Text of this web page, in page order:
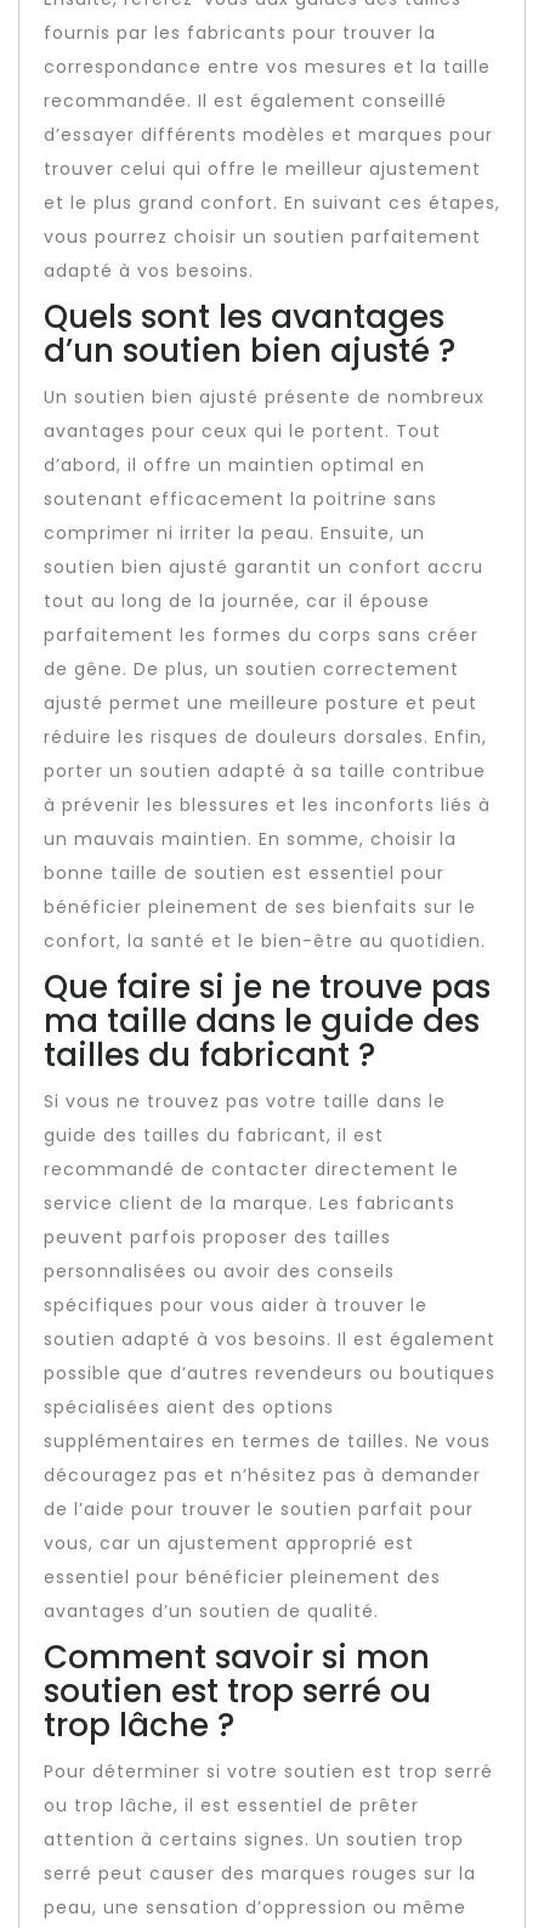
fournis par les fabricants pour trouver la
correspondance entre vos mesures et la taille
recommandée. Il est également conseillé
d’essayer différents modèles et marques pour
trouver celui qui offre le meilleur ajustement
et le plus grand confort. En suivant ces étapes,
vous pourrez choisir un soutien parfaitement
adapté à vos besoins.
Quels sont les avantages
d’un soutien bien ajusté ?
Un soutien bien ajusté présente de nombreux
avantages pour ceux qui le portent. Tout
d’abord, il offre un maintien optimal en
soutenant efficacement la poitrine sans
comprimer ni irriter la peau. Ensuite, un
soutien bien ajusté garantit un confort accru
tout au long de la journée, car il épouse
parfaitement les formes du corps sans créer
de gêne. De plus, un soutien correctement
ajusté permet une meilleure posture et peut
réduire les risques de douleurs dorsales. Enfin,
porter un soutien adapté à sa taille contribue
à prévenir les blessures et les inconforts liés à
un mauvais maintien. En somme, choisir la
bonne taille de soutien est essentiel pour
bénéficier pleinement de ses bienfaits sur le
confort, la santé et le bien-être au quotidien.
Que faire si je ne trouve pas
ma taille dans le guide des
tailles du fabricant ?
Si vous ne trouvez pas votre taille dans le
guide des tailles du fabricant, il est
recommandé de contacter directement le
service client de la marque. Les fabricants
peuvent parfois proposer des tailles
personnalisées ou avoir des conseils
spécifiques pour vous aider à trouver le
soutien adapté à vos besoins. Il est également
possible que d’autres revendeurs ou boutiques
spécialisées aient des options
supplémentaires en termes de tailles. Ne vous
découragez pas et n’hésitez pas à demander
de l’aide pour trouver le soutien parfait pour
vous, car un ajustement approprié est
essentiel pour bénéficier pleinement des
avantages d’un soutien de qualité.
Comment savoir si mon
soutien est trop serré ou
trop lâche ?
Pour déterminer si votre soutien est trop serré
ou trop lâche, il est essentiel de prêter
attention à certains signes. Un soutien trop
serré peut causer des marques rouges sur la
peau, une sensation d’oppression ou même